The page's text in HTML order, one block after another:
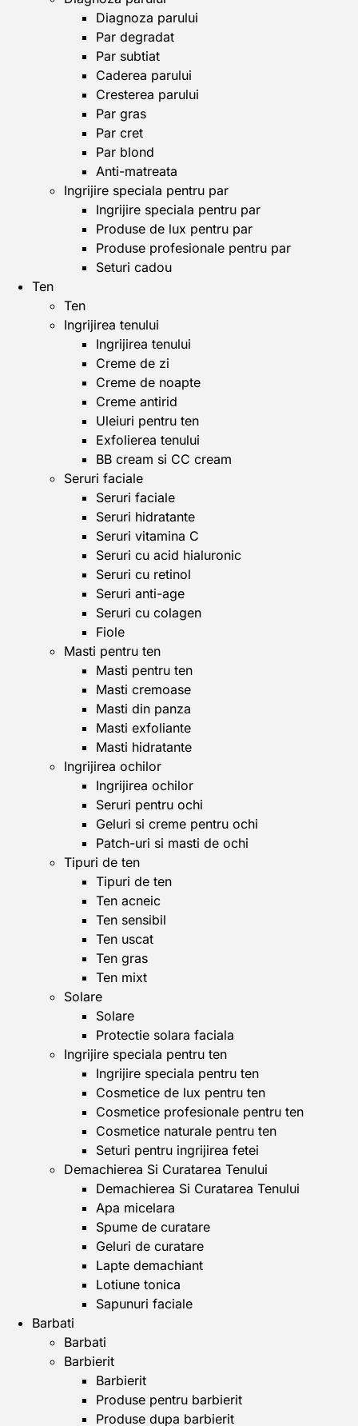
Diagnoza parului
Par degradat
Par subtiat
Caderea parului
Cresterea parului
Par gras
Par cret
Par blond
Anti-matreata
Ingrijire speciala pentru par
Ingrijire speciala pentru par
Produse de lux pentru par
Produse profesionale pentru par
Seturi cadou
Ten
Ten
Ingrijirea tenului
Ingrijirea tenului
Creme de zi
Creme de noapte
Creme antirid
Uleiuri pentru ten
Exfolierea tenului
BB cream si CC cream
Seruri faciale
Seruri faciale
Seruri hidratante
Seruri vitamina C
Seruri cu acid hialuronic
Seruri cu retinol
Seruri anti-age
Seruri cu colagen
Fiole
Masti pentru ten
Masti pentru ten
Masti cremoase
Masti din panza
Masti exfoliante
Masti hidratante
Ingrijirea ochilor
Ingrijirea ochilor
Seruri pentru ochi
Geluri si creme pentru ochi
Patch-uri si masti de ochi
Tipuri de ten
Tipuri de ten
Ten acneic
Ten sensibil
Ten uscat
Ten gras
Ten mixt
Solare
Solare
Protectie solara faciala
Ingrijire speciala pentru ten
Ingrijire speciala pentru ten
Cosmetice de lux pentru ten
Cosmetice profesionale pentru ten
Cosmetice naturale pentru ten
Seturi pentru ingrijirea fetei
Demachierea Si Curatarea Tenului
Demachierea Si Curatarea Tenului
Apa micelara
Spume de curatare
Geluri de curatare
Lapte demachiant
Lotiune tonica
Sapunuri faciale
Barbati
Barbati
Barbierit
Barbierit
Produse pentru barbierit
Produse dupa barbierit